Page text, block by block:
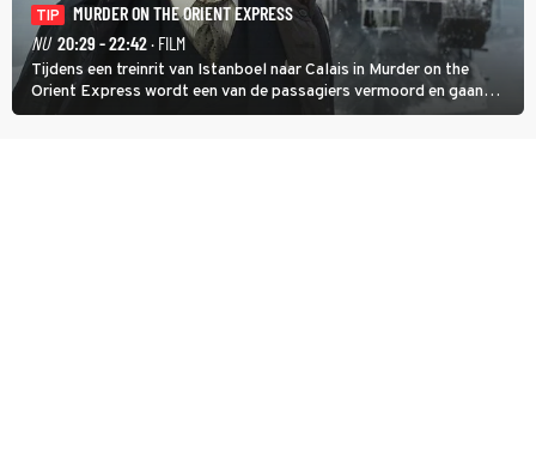
TIP
MURDER ON THE ORIENT EXPRESS
NU 20:29 - 22:42· FILM
Tijdens een treinrit van Istanboel naar Calais in Murder on the
Orient Express wordt een van de passagiers vermoord en gaan
detective Hercule Poirot en zijn snor uitzoeken wie van de andere